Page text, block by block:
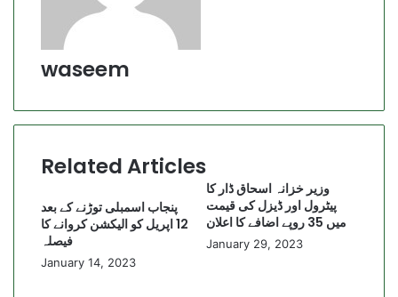
waseem
Related Articles
پنجاب اسمبلی توڑنے کے بعد
12 اپریل کو الیکشن کروانے کا
فیصلہ
January 14, 2023
وزیر خزانہ اسحاق ڈار کا
پیٹرول اور ڈیزل کی قیمت
میں 35 روپے اضافے کا اعلان
January 29, 2023